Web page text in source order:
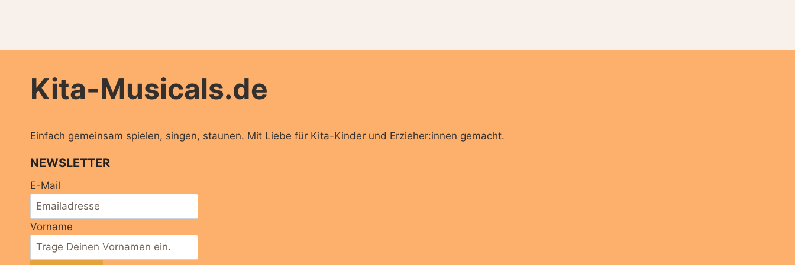
Kita-Musicals.de
Einfach gemeinsam spielen, singen, staunen. Mit Liebe für Kita-Kinder und Erzieher:innen gemacht.
NEWSLETTER
E-Mail
Vorname